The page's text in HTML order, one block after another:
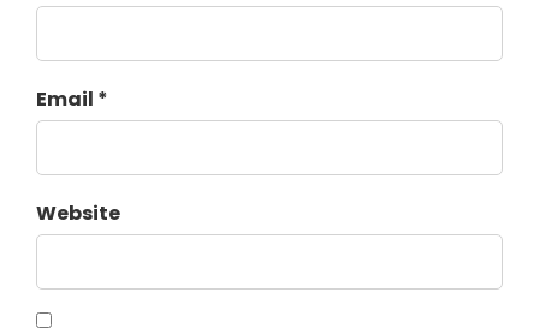
Email *
Website